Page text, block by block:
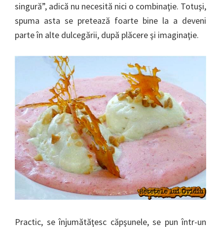
singură”, adică nu necesită nici o combinaţie. Totuşi,
spuma asta se pretează foarte bine la a deveni
parte în alte dulcegării, după plăcere şi imaginaţie.
Practic, se înjumătăţesc căpşunele, se pun într-un